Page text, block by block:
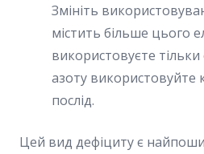
Змініть
містить більше цього
використовуєте
азоту використовуйте
послід.
Цей вид дефіциту є